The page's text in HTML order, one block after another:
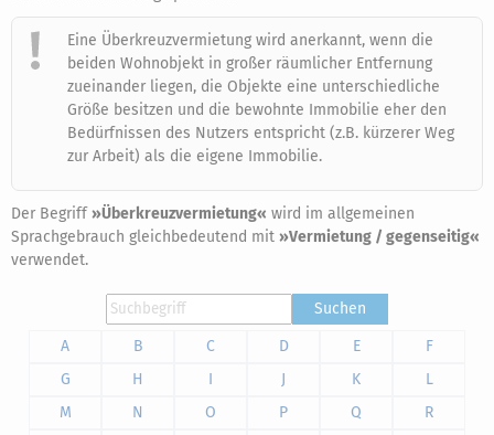
Eine Überkreuzvermietung wird anerkannt, wenn die
beiden Wohnobjekt in großer räumlicher Entfernung
zueinander liegen, die Objekte eine unterschiedliche
Größe besitzen und die bewohnte Immobilie eher den
Bedürfnissen des Nutzers entspricht (z.B. kürzerer Weg
zur Arbeit) als die eigene Immobilie.
Der Begriff»Überkreuzvermietung« wird im allgemeinen
Sprachgebrauch gleichbedeutend mit »Vermietung / gegenseitig«
verwendet.
Suchen
A
B C D E
F
G
H I J K
L
M
N O P Q
R